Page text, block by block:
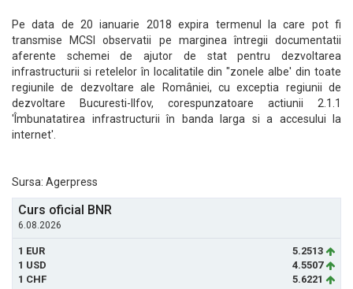
Pe data de 20 ianuarie 2018 expira termenul la care pot fi
transmise MCSI observatii pe marginea întregii documentatii
aferente schemei de ajutor de stat pentru dezvoltarea
infrastructurii si retelelor în localitatile din "zonele albe' din toate
regiunile de dezvoltare ale României, cu exceptia regiunii de
dezvoltare Bucuresti-Ilfov, corespunzatoare actiunii 2.1.1
'Îmbunatatirea infrastructurii în banda larga si a accesului la
internet'.
Sursa: Agerpress
Curs oficial BNR
6.08.2026
1 EUR
5.2513
1 USD
4.5507
1 CHF
5.6221